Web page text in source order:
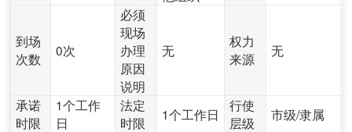
到场
次数
0次
必须
现场
办理
原因
说明
无
权力
来源
无
承诺
时限
1个工作
日
法定
时限
1个工作日
行使
层级
市级/隶属